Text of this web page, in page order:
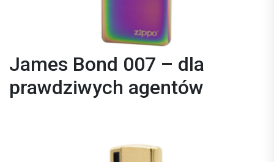
James Bond 007 – dla
prawdziwych agentów